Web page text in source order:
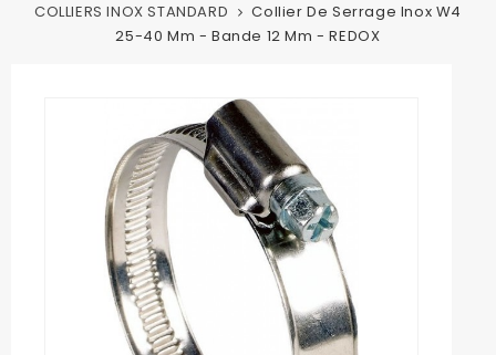
COLLIERS INOX STANDARD
Collier De Serrage Inox W4
25-40 Mm - Bande 12 Mm - REDOX